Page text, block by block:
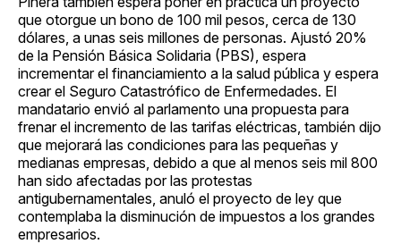
que otorgue un bono de 100 mil pesos, cerca de 130
dólares, a unas seis millones de personas. Ajustó 20%
de la Pensión Básica Solidaria (PBS), espera
incrementar el financiamiento a la salud pública y espera
crear el Seguro Catastrófico de Enfermedades. El
mandatario envió al parlamento una propuesta para
frenar el incremento de las tarifas eléctricas, también dijo
que mejorará las condiciones para las pequeñas y
medianas empresas, debido a que al menos seis mil 800
han sido afectadas por las protestas
antigubernamentales, anuló el proyecto de ley que
contemplaba la disminución de impuestos a los grandes
empresarios.